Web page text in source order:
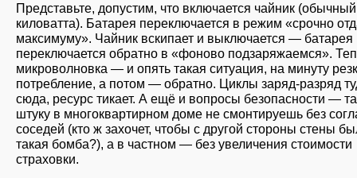
Представьте, допустим, что включается чайник
киловатта). Батарея переключается в режим «срочно
максимуму». Чайник вскипает и выключается — батарея
переключается обратно в «фоново подзаряжаемся».
микроволновка — и опять такая ситуация, на минуту
потребление, а потом — обратно. Циклы заряд-разряд
сюда, ресурс тикает. А ещё и вопросы безопасности —
штуку в многоквартирном доме не смонтируешь без
соседей (кто ж захочет, чтобы с другой стороны стены
такая бомба?), а в частном — без увеличения стоимости
страховки.